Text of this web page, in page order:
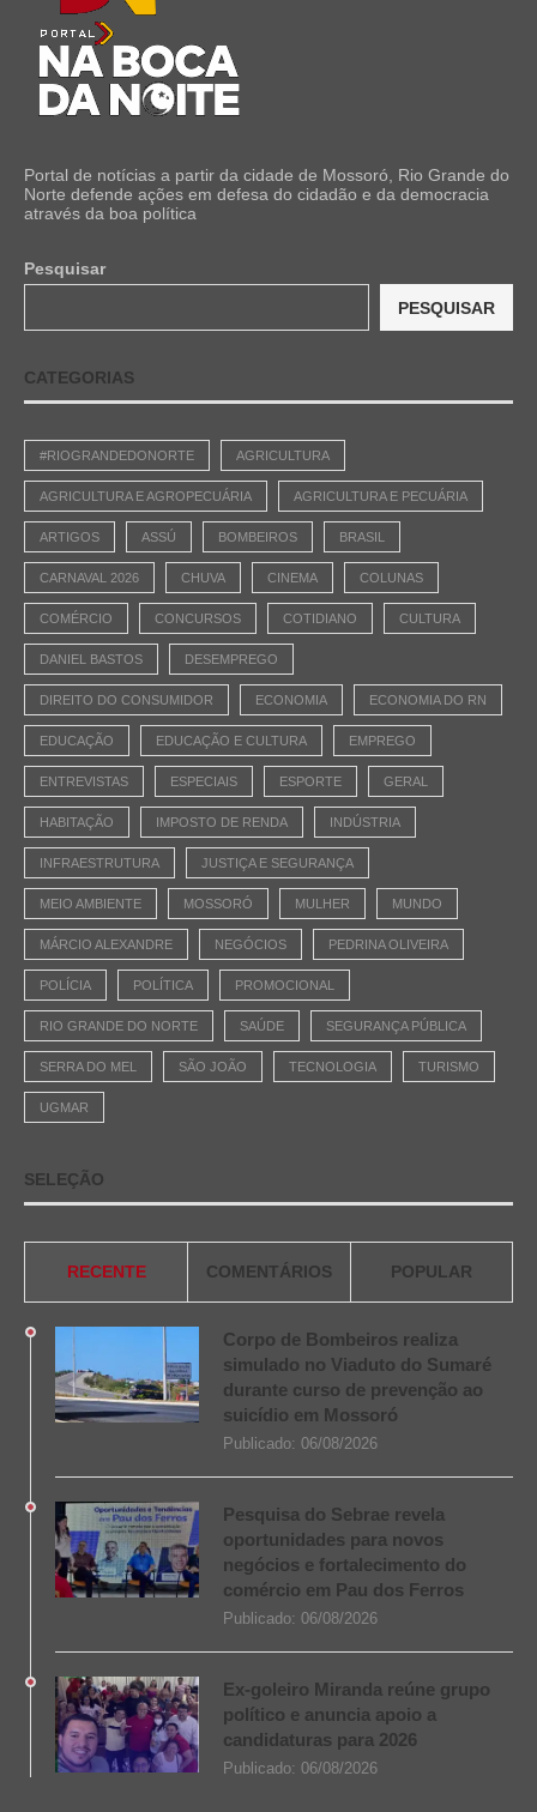
Portal de notícias a partir da cidade de Mossoró, Rio Grande do
Norte defende ações em defesa do cidadão e da democracia
através da boa política
Pesquisar
PESQUISAR
CATEGORIAS
#RIOGRANDEDONORTE AGRICULTURA
AGRICULTURA E AGROPECUÁRIA AGRICULTURA E PECUÁRIA
ARTIGOS ASSÚ BOMBEIROS BRASIL
CARNAVAL 2026 CHUVA CINEMA COLUNAS
COMÉRCIO CONCURSOS COTIDIANO CULTURA
DANIEL BASTOS DESEMPREGO
DIREITO DO CONSUMIDOR ECONOMIA ECONOMIA DO RN
EDUCAÇÃO EDUCAÇÃO E CULTURA EMPREGO
ENTREVISTAS ESPECIAIS ESPORTE GERAL
HABITAÇÃO IMPOSTO DE RENDA INDÚSTRIA
INFRAESTRUTURA JUSTIÇA E SEGURANÇA
MEIO AMBIENTE MOSSORÓ MULHER MUNDO
MÁRCIO ALEXANDRE NEGÓCIOS PEDRINA OLIVEIRA
POLÍCIA POLÍTICA PROMOCIONAL
RIO GRANDE DO NORTE SAÚDE SEGURANÇA PÚBLICA
SERRA DO MEL SÃO JOÃO TECNOLOGIA TURISMO
UGMAR
SELEÇÃO
RECENTE COMENTÁRIOS POPULAR
Corpo de Bombeiros realiza
simulado no Viaduto do Sumaré
durante curso de prevenção ao
suicídio em Mossoró
Publicado: 06/08/2026
Pesquisa do Sebrae revela
oportunidades para novos
negócios e fortalecimento do
comércio em Pau dos Ferros
Publicado: 06/08/2026
Ex-goleiro Miranda reúne grupo
político e anuncia apoio a
candidaturas para 2026
Publicado: 06/08/2026